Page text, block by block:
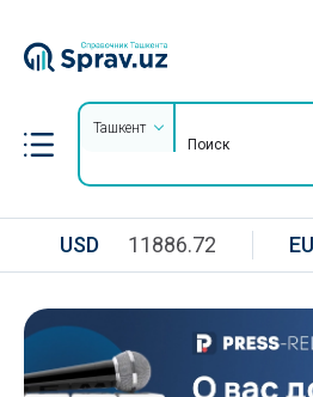
Ташкент
USD 11886.72